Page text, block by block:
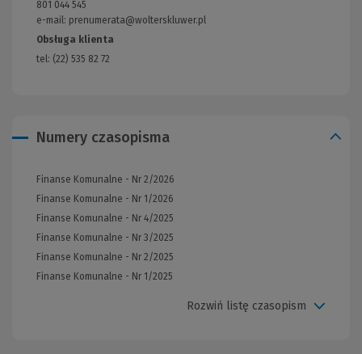
801 044 545
e-mail: prenumerata@wolterskluwer.pl
Obsługa klienta
tel: (22) 535 82 72
Numery czasopisma
Finanse Komunalne - Nr 2/2026
Finanse Komunalne - Nr 1/2026
Finanse Komunalne - Nr 4/2025
Finanse Komunalne - Nr 3/2025
Finanse Komunalne - Nr 2/2025
Finanse Komunalne - Nr 1/2025
Rozwiń listę czasopism